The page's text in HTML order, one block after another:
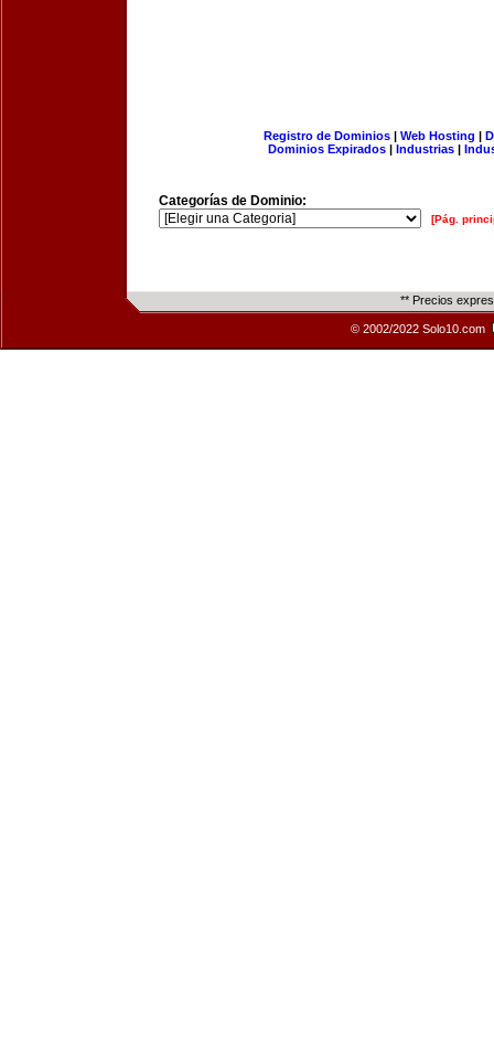
Registro de Dominios| Web Hosting |
Dominios Expirados | Industrias |
Categorías de Dominio:
[Pág.
** Precios
© 2002/2022 Solo10.com